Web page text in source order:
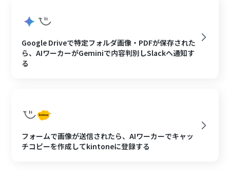
Google Driveで特定フォルダ画像・PDFが保存された
ら、AIワーカーがGeminiで内容判別しSlackへ通知す
る
フォームで画像が送信されたら、AIワーカーでキャッ
チコピーを作成してkintoneに登録する